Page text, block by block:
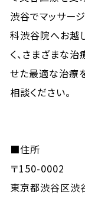
渋谷でマッサー
科渋谷院へお越
く、さまざまな
せた最適な治療
相談ください。
■住所
〒150-0002
東京都渋谷区渋